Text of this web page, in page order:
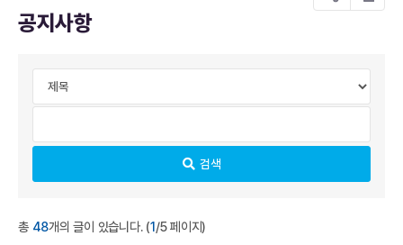
공지사항
검색
총 48개의 글이 있습니다. (1/5 페이지)